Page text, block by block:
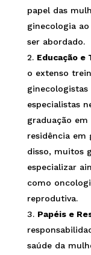
papel das
ginecologia
ser abordado.
Educação e
o extenso
ginecologistas
especialistas
graduação
residência em
disso, muitos
especializar
como
reprodutiva.
Papéis e
saúde da